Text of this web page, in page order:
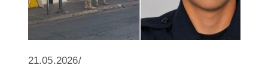
21.05.2026/